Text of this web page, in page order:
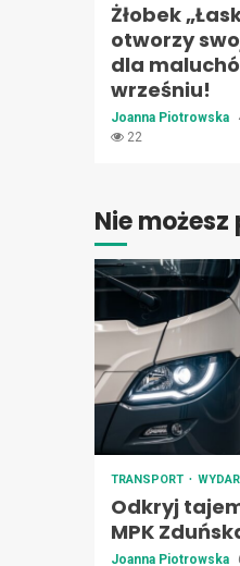
Żłobek
otworzy
dla
wrześniu!
Joanna Piotrowska
22
Nie
TRANSPORT
Odkryj
MPK
Joanna Piotrowska